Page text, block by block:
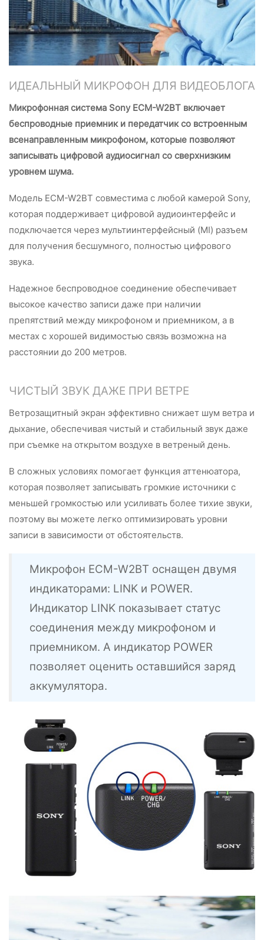
ИДЕАЛЬНЫЙ МИКРОФОН ДЛЯ ВИДЕОБЛОГА
Микрофонная система Sony ECM-W2BT включает
беспроводные приемник и передатчик со встроенным
всенаправленным микрофоном, которые позволяют
записывать цифровой аудиосигнал со сверхнизким
уровнем шума.
Модель ECM-W2BT совместима с любой камерой Sony,
которая поддерживает цифровой аудиоинтерфейс и
подключается через мультиинтерфейсный (MI) разъем
для получения бесшумного, полностью цифрового
звука.
Надежное беспроводное соединение обеспечивает
высокое качество записи даже при наличии
препятствий между микрофоном и приемником, а в
местах с хорошей видимостью связь возможна на
расстоянии до 200 метров.
ЧИСТЫЙ ЗВУК ДАЖЕ ПРИ ВЕТРЕ
Ветрозащитный экран эффективно снижает шум ветра и
дыхание, обеспечивая чистый и стабильный звук даже
при съемке на открытом воздухе в ветреный день.
В сложных условиях помогает функция аттенюатора,
которая позволяет записывать громкие источники с
меньшей громкостью или усиливать более тихие звуки,
поэтому вы можете легко оптимизировать уровни
записи в зависимости от обстоятельств.
Микрофон ECM-W2BT оснащен двумя
индикаторами: LINK и POWER.
Индикатор LINK показывает статус
соединения между микрофоном и
приемником. А индикатор POWER
позволяет оценить оставшийся заряд
аккумулятора.